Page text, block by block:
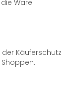
Ware
Käuferschutz